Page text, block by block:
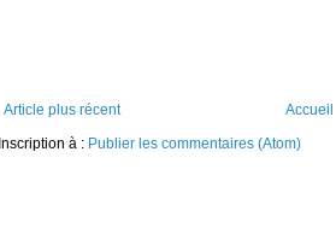
Article plus récent
Accueil
Inscription à : Publier les commentaires (Atom)